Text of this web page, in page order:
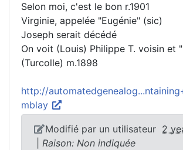
Selon moi, c'est le bon r.1901
Virginie, appelée "Eugénie" (sic)
Joseph serait décédé
On voit (Louis) Philippe T. voisin et
(Turcolle) m.1898
http://
mblay
Modifié par un utilisateur 2
Raison: Non indiquée